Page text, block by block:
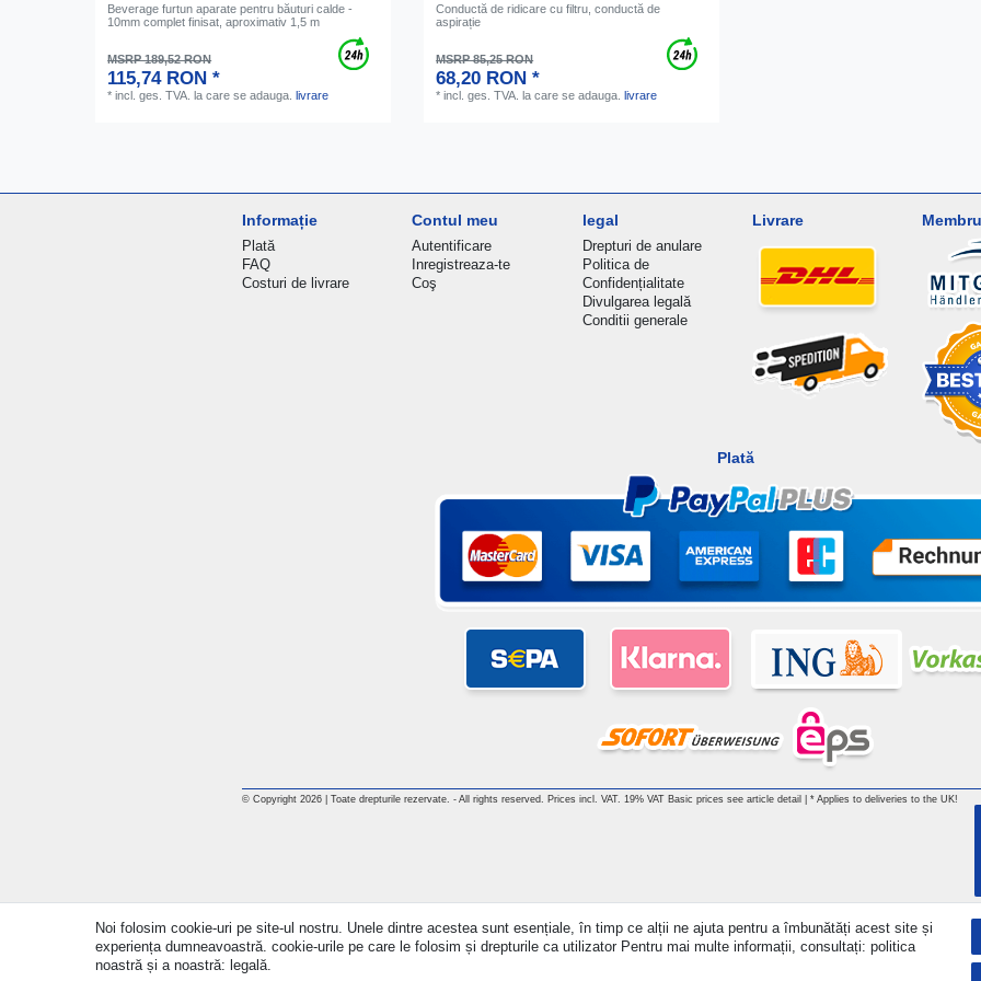
Beverage furtun aparate pentru băuturi calde -
10mm complet finisat, aproximativ 1,5 m
MSRP 189,52 RON
115,74 RON *
*incl. ges. TVA. la care se adauga.livrare
Conductă de ridicare cu filtru, conductă de
aspirație
MSRP 85,25 RON
68,20 RON *
*incl. ges. TVA. la care se adauga.livrare
Informație
Plată
FAQ
Costuri de livrare
Contul meu
Autentificare
Inregistreaza-te
Coş
legal
Drepturi de anulare
Politica de
Confidențialitate
Divulgarea legală
Conditii generale
Livrare
Plată
© Copyright 2026 | Toate drepturile rezervate. - All rights reserved. Prices incl. VAT. 19% VAT Basic prices see article detail | * Applies to deliveries to the UK!
Noi folosim cookie-uri pe site-ul nostru. Unele dintre acestea sunt esențiale, în timp ce alții ne ajuta pentru a îmbunătăți acest site și
experiența dumneavoastră. cookie-urile pe care le folosim și drepturile ca utilizator Pentru mai multe informații, consultați: politica
noastră și a noastră: legală.